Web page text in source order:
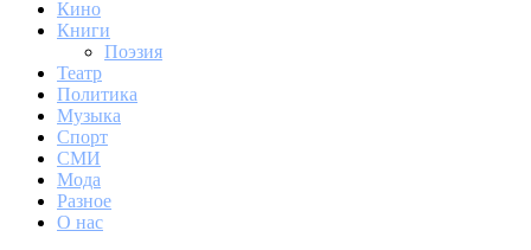
Кино
Книги
Поэзия
Театр
Политика
Музыка
Спорт
СМИ
Мода
Разное
О нас